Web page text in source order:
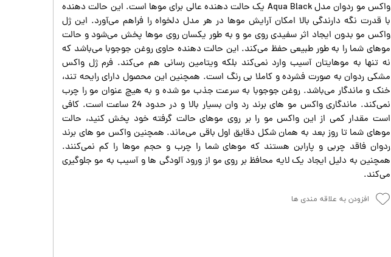
واکس مو ردوان مدل Aqua Black یک حالت دهنده عالی برای موها است. این حالت دهنده
با قدرت نگه دارندگی بالا امکان آرایش موها در هر مدل دلخواه را فراهم می‌آورد. این ژل
واکس مو بدون ایجاد اثر سفیدی روی مو و به طور یکسان روی موها پخش می‌شود و حالت
موهای شما را به طور طبیعی حفظ می‌کند. این حالت دهنده حاوی روغن جوجوبا می‌باشد که
نه تنها به موهایتان آسیب وارد نمی‌کند بلکه ویتامین رسانی هم می‌کند. فرم ژل واکس
مشکی ردوان به صورت فشرده و کاملا بی رنگ است. همچنین این محصول دارای رایحه تند،
خنک و ماندگار می‌باشد. روغن جوجوبا به سرعت جذب مو شده و به هیچ عنوان مو را چرب
نمی‌کند. ماندگاری واکس مو های برند رد وان بسیار بالا و در حدود 24 ساعت است. کافی
است مقدار کمی از این واکس مو را بر روی موهای حالت گرفته خود پخش کنید، حالت
موهای شما تا روز بعد به همان شکل دقایق اول باقی می‌ماند. همچنین واکس مو های برند
ردوان فاقد چربی و پارابن هستند که موهای شما را چرب و حجم موها را کم نمی‌کنند.
همچنین به دلیل ایجاد یک لایه محافظ بر روی مو از ورود آلودگی ها و آسیب به مو جلوگیری
می‌کند.
افزودن به علاقه مندی ها